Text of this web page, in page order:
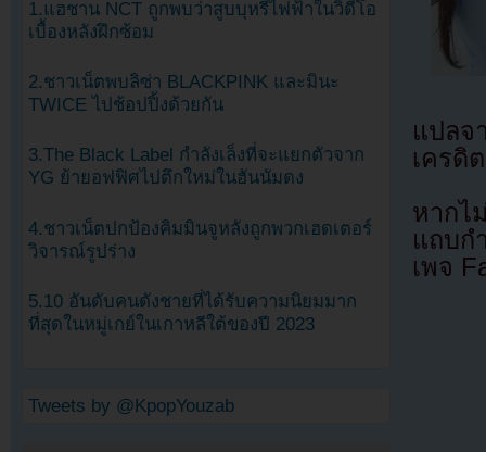
แปล
เครดิ
หากไ
แถบก
เพจ
1.แฮชาน NCT ถูกพบว่าสูบบุหรี่ไฟฟ้าในวิดีโอ
เบื้องหลังฝึกซ้อม
2.ชาวเน็ตพบลิซ่า BLACKPINK และมินะ
TWICE ไปช้อปปิ้งด้วยกัน
3.The Black Label กำลังเล็งที่จะแยกตัวจาก
YG ย้ายอฟฟิศไปตึกใหม่ในฮันนัมดง
4.ชาวเน็ตปกป้องคิมมินจูหลังถูกพวกเฮดเตอร์
วิจารณ์รูปร่าง
5.10 อันดับคนดังชายที่ได้รับความนิยมมาก
ที่สุดในหมู่เกย์ในเกาหลีใต้ของปี 2023
Tweets by @KpopYouzab